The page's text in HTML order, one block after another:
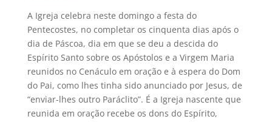
A Igreja celebra neste domingo a festa do
Pentecostes, no completar os cinquenta dias após o
dia de Páscoa, dia em que se deu a descida do
Espírito Santo sobre os Apóstolos e a Virgem Maria
reunidos no Cenáculo em oração e à espera do Dom
do Pai, como lhes tinha sido anunciado por Jesus, de
“enviar-lhes outro Paráclito”. É a Igreja nascente que
reunida em oração recebe os dons do Espírito,